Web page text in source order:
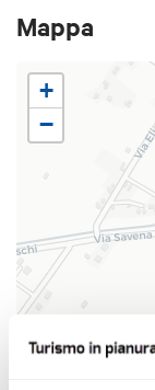
senatore
sorgere un
Vergine Maria.
risultato di
All’interno si
vestita di abiti
prima
Mappa
+
−